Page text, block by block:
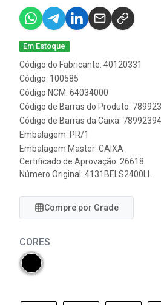
Em Estoque
Código do Fabricante: 40120331
Código: 100585
Código NCM: 64034000
Código de Barras do Produto:
Código de Barras da Caixa:
Embalagem: PR/1
Embalagem Master: CAIXA
Certificado de Aprovação: 26618
Número Original: 4131BELS2400LL
Compre por Grade
CORES